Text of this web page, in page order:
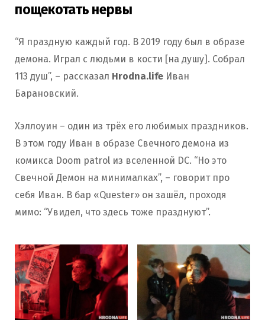
пощекотать нервы
“Я праздную каждый год. В 2019 году был в образе
демона. Играл с людьми в кости [на душу]. Собрал
113 душ”, – рассказал Hrodna.life Иван
Барановский.
Хэллоуин – один из трёх его любимых праздников.
В этом году Иван в образе Свечного демона из
комикса Doom patrol из вселенной DC. “Но это
Свечной Демон на минималках”, – говорит про
себя Иван. В бар «Quester» он зашёл, проходя
мимо: “Увидел, что здесь тоже празднуют”.